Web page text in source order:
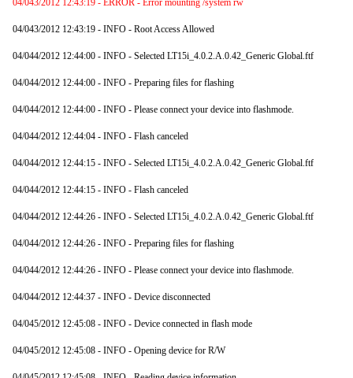
04/043/2012 12:43:19 - ERROR - Error mounting /system rw
04/043/2012 12:43:19 - INFO - Root Access Allowed
04/044/2012 12:44:00 - INFO - Selected LT15i_4.0.2.A.0.42_Generic Global.ftf
04/044/2012 12:44:00 - INFO - Preparing files for flashing
04/044/2012 12:44:00 - INFO - Please connect your device into flashmode.
04/044/2012 12:44:04 - INFO - Flash canceled
04/044/2012 12:44:15 - INFO - Selected LT15i_4.0.2.A.0.42_Generic Global.ftf
04/044/2012 12:44:15 - INFO - Flash canceled
04/044/2012 12:44:26 - INFO - Selected LT15i_4.0.2.A.0.42_Generic Global.ftf
04/044/2012 12:44:26 - INFO - Preparing files for flashing
04/044/2012 12:44:26 - INFO - Please connect your device into flashmode.
04/044/2012 12:44:37 - INFO - Device disconnected
04/045/2012 12:45:08 - INFO - Device connected in flash mode
04/045/2012 12:45:08 - INFO - Opening device for R/W